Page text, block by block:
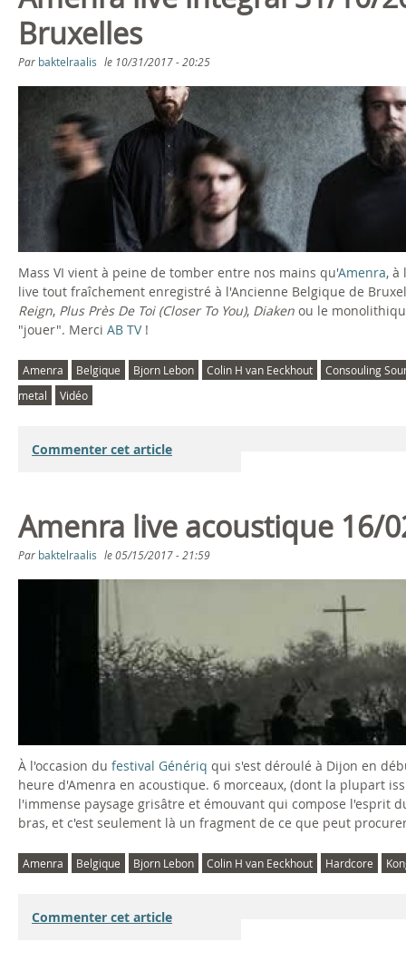
s
ê
t
c
i
Bruxelles
Par baktelraalis le 10/31/2017 - 20:25
e
r
a
L
i
v
e
t
A
c
i
e
n
Mass VI vient à peine de tomber entre nos mains qu'Amenra, à
live tout fraîchement enregistré à l'Ancienne Belgique de
Reign, Plus Près De Toi (Closer To You), Diaken ou le
"jouer". Merci AB TV!
Amenra Belgique Bjorn Lebon Colin H van Eeckhout
Consouling
metal
Vidéo
Commenter cet article
Amenra live acoustique 16/
Par baktelraalis le05/15/2017 - 21:59
R
A
-
L
À l'occasion du festival Génériq qui s'est déroulé à Dijon en
heure d'Amenra en acoustique. 6 morceaux, (dont la plupart
l'immense paysage grisâtre et émouvant qui compose l'esprit
bras, et c'est seulement là un fragment de ce que peut
Amenra Belgique Bjorn Lebon Colin H van Eeckhout Hardcore
Commenter cet article
a
g
s